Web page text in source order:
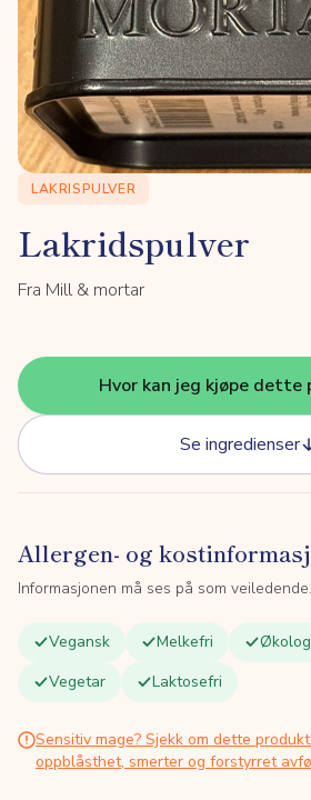
LAKRISPULVER
Lakridspulver
Fra Mill & mortar
Hvor kan jeg kjøpe dette
Se ingredienser
Allergen- og
Informasjonen må ses på som veiledende.
Vegansk Melkefri
Vegetar
Laktosefri
Sensitiv mage? Sjekk om dette
oppblåsthet, smerter og forstyrret